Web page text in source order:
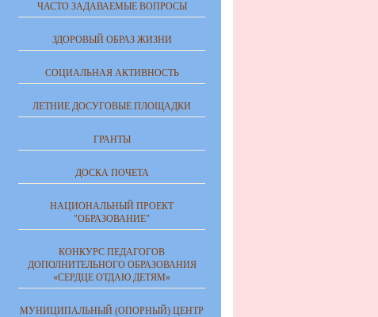
ЧАСТО ЗАДАВАЕМЫЕ ВОПРОСЫ
ЗДОРОВЫЙ ОБРАЗ ЖИЗНИ
СОЦИАЛЬНАЯ АКТИВНОСТЬ
ЛЕТНИЕ ДОСУГОВЫЕ ПЛОЩАДКИ
ГРАНТЫ
ДОСКА ПОЧЕТА
НАЦИОНАЛЬНЫЙ ПРОЕКТ
"ОБРАЗОВАНИЕ"
КОНКУРС ПЕДАГОГОВ
ДОПОЛНИТЕЛЬНОГО ОБРАЗОВАНИЯ
«СЕРДЦЕ ОТДАЮ ДЕТЯМ»
МУНИЦИПАЛЬНЫЙ (ОПОРНЫЙ) ЦЕНТР